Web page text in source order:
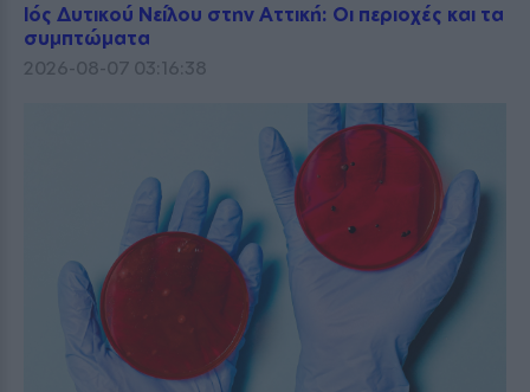
Ιός Δυτικού Νείλου στην Αττική: Οι περιοχές και τα
συμπτώματα
2026-08-07 03:16:38